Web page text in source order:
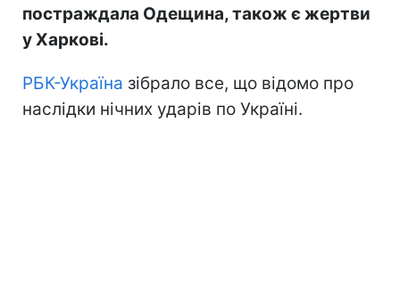
постраждала Одещина, також є жертви
у Харкові.
РБК-Україна зібрало все, що відомо про
наслідки нічних ударів по Україні.